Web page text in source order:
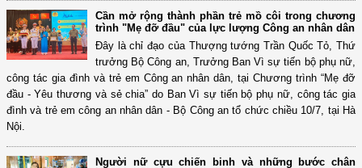
Cần mở rộng thành phần trẻ mồ côi trong chương
trình "Mẹ đỡ đầu" của lực lượng Công an nhân dân
Đây là chỉ đạo của Thượng tướng Trần Quốc Tỏ, Thứ
trưởng Bộ Công an, Trưởng Ban Vì sự tiến bộ phụ nữ,
công tác gia đình và trẻ em Công an nhân dân, tại Chương trình “Mẹ đỡ
đầu - Yêu thương và sẻ chia” do Ban Vì sự tiến bộ phụ nữ, công tác gia
đình và trẻ em công an nhân dân - Bộ Công an tổ chức chiều 10/7, tại Hà
Nội.
Người nữ cựu chiến binh và những bước chân